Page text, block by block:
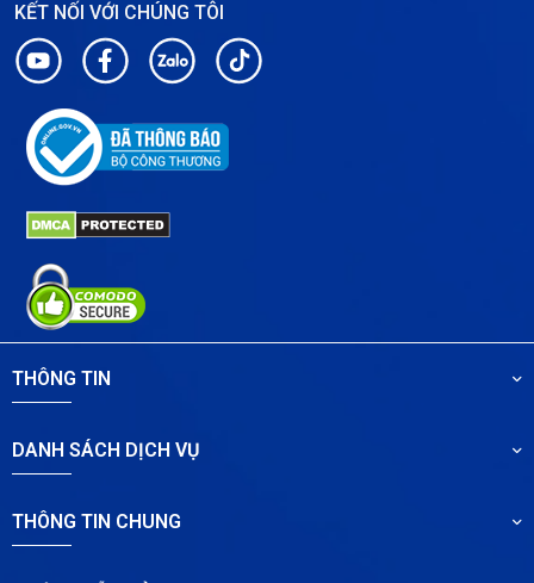
KẾT NỐI VỚI CHÚNG TÔI
THÔNG TIN
DANH SÁCH DỊCH VỤ
THÔNG TIN CHUNG